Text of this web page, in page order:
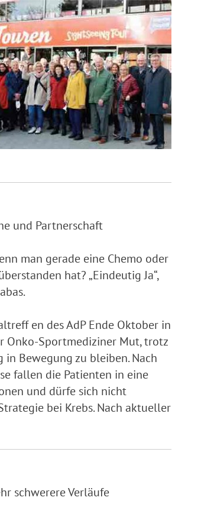
und Partnerschaft
man gerade eine Chemo oder
hat? „Eindeutig Ja“,
en des AdP Ende Oktober in
Onko-Sportmediziner Mut, trotz
in Bewegung zu bleiben. Nach
fallen die Patienten in eine
und dürfe sich nicht
bei Krebs. Nach aktueller
schwerere Verläufe